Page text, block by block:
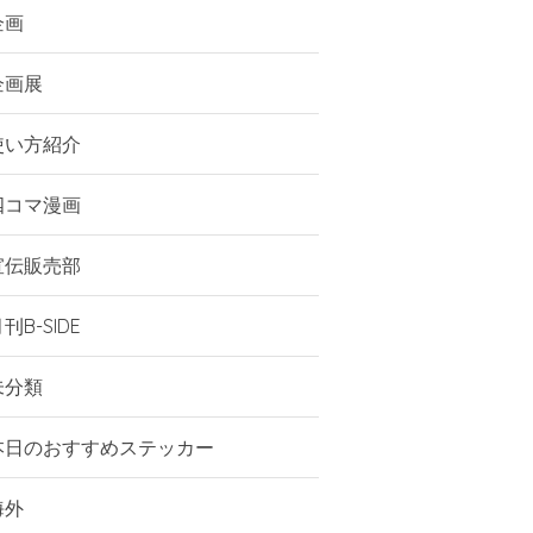
画
画展
い方紹介
コマ漫画
伝販売部
B-SIDE
分類
日のおすすめステッカー
外